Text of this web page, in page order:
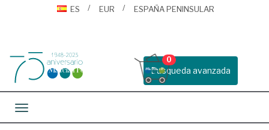
ES
EUR ESPAÑA PENINSULAR
Busqueda avanzada
0
Toggle navigation